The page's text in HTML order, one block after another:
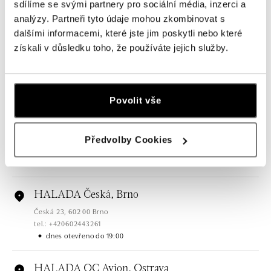
sdílíme se svými partnery pro sociální média, inzerci a
analýzy. Partneři tyto údaje mohou zkombinovat s
dalšími informacemi, které jste jim poskytli nebo které
získali v důsledku toho, že používáte jejich služby.
Povolit vše
Předvolby Cookies
Všechny Česko Slovensko
HALADA Pařížská, Praha
tel.: +420724986111
dnes otevřeno do 19:00
HALADA Na Příkopě, Praha
Na Příkopě 16, 110 00 Praha 1
dnes otevřeno do 19:00
HALADA Česká, Brno
Česká 23, 602 00 Brno
tel.: +420602443261
dnes otevřeno do 19:00
HALADA OC Avion, Ostrava